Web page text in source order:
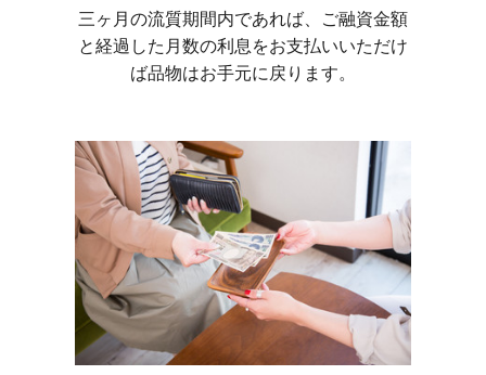
三ヶ月の流質期間内であれば、ご融資金額
と経過した月数の利息をお支払いいただけ
ば品物はお手元に戻ります。